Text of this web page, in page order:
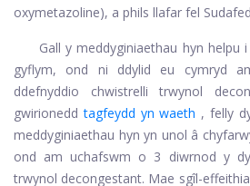
oxymetazoline), a phils llafar fel
Gall y meddyginiaethau hyn helpu
gyflym, ond ni ddylid eu cymryd
ddefnyddio chwistrelli trwynol
gwirioneddtagfeydd yn waeth , felly
meddyginiaethau hyn yn unol â
ond am uchafswm o 3 diwrnod y
trwynol decongestant. Mae sgîl-